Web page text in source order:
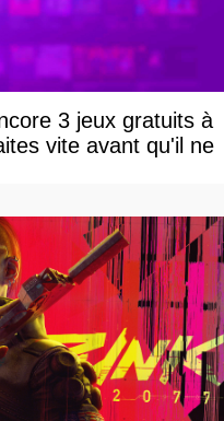
3 jeux gratuits à
vite avant qu'il ne